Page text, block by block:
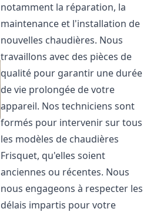
notamment la réparation, la
maintenance et l'installation de
nouvelles chaudières. Nous
travaillons avec des pièces de
qualité pour garantir une durée
de vie prolongée de votre
appareil. Nos techniciens sont
formés pour intervenir sur tous
les modèles de chaudières
Frisquet, qu'elles soient
anciennes ou récentes. Nous
nous engageons à respecter les
délais impartis pour votre